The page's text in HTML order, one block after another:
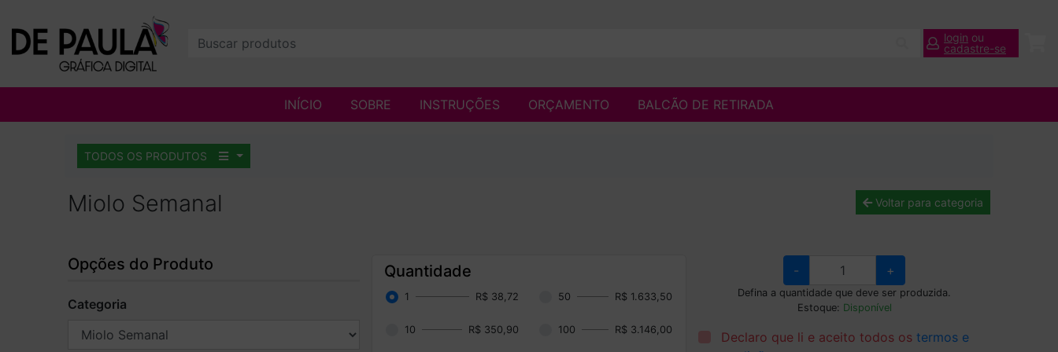
login ou
cadastre-se
INÍCIO SOBRE INSTRUÇÕES ORÇAMENTO BALCÃO DE RETIRADA
TODOS OS PRODUTOS
Miolo Semanal Voltar para categoria
Opções do Produto
Categoria
Quantidade
1 R$ 38,72 50 R$ 1.633,50
10 R$ 350,90 100 R$ 3.146,00
- +
Defina a quantidade que deve ser produzida.
Estoque: Disponível
Declaro que li e aceito todos ostermos e